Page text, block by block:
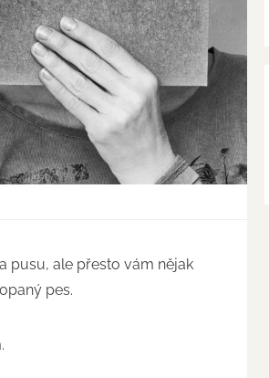
pusu, ale přesto vám nějak
pes.